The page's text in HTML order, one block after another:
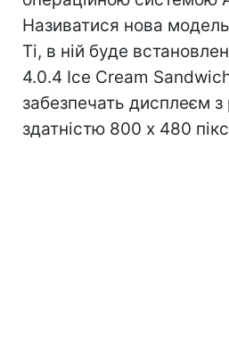
Називатися нова
Ti, в ній буде
4.0.4 Ice Cream
забезпечать дисплеєм
здатністю 800 х 480